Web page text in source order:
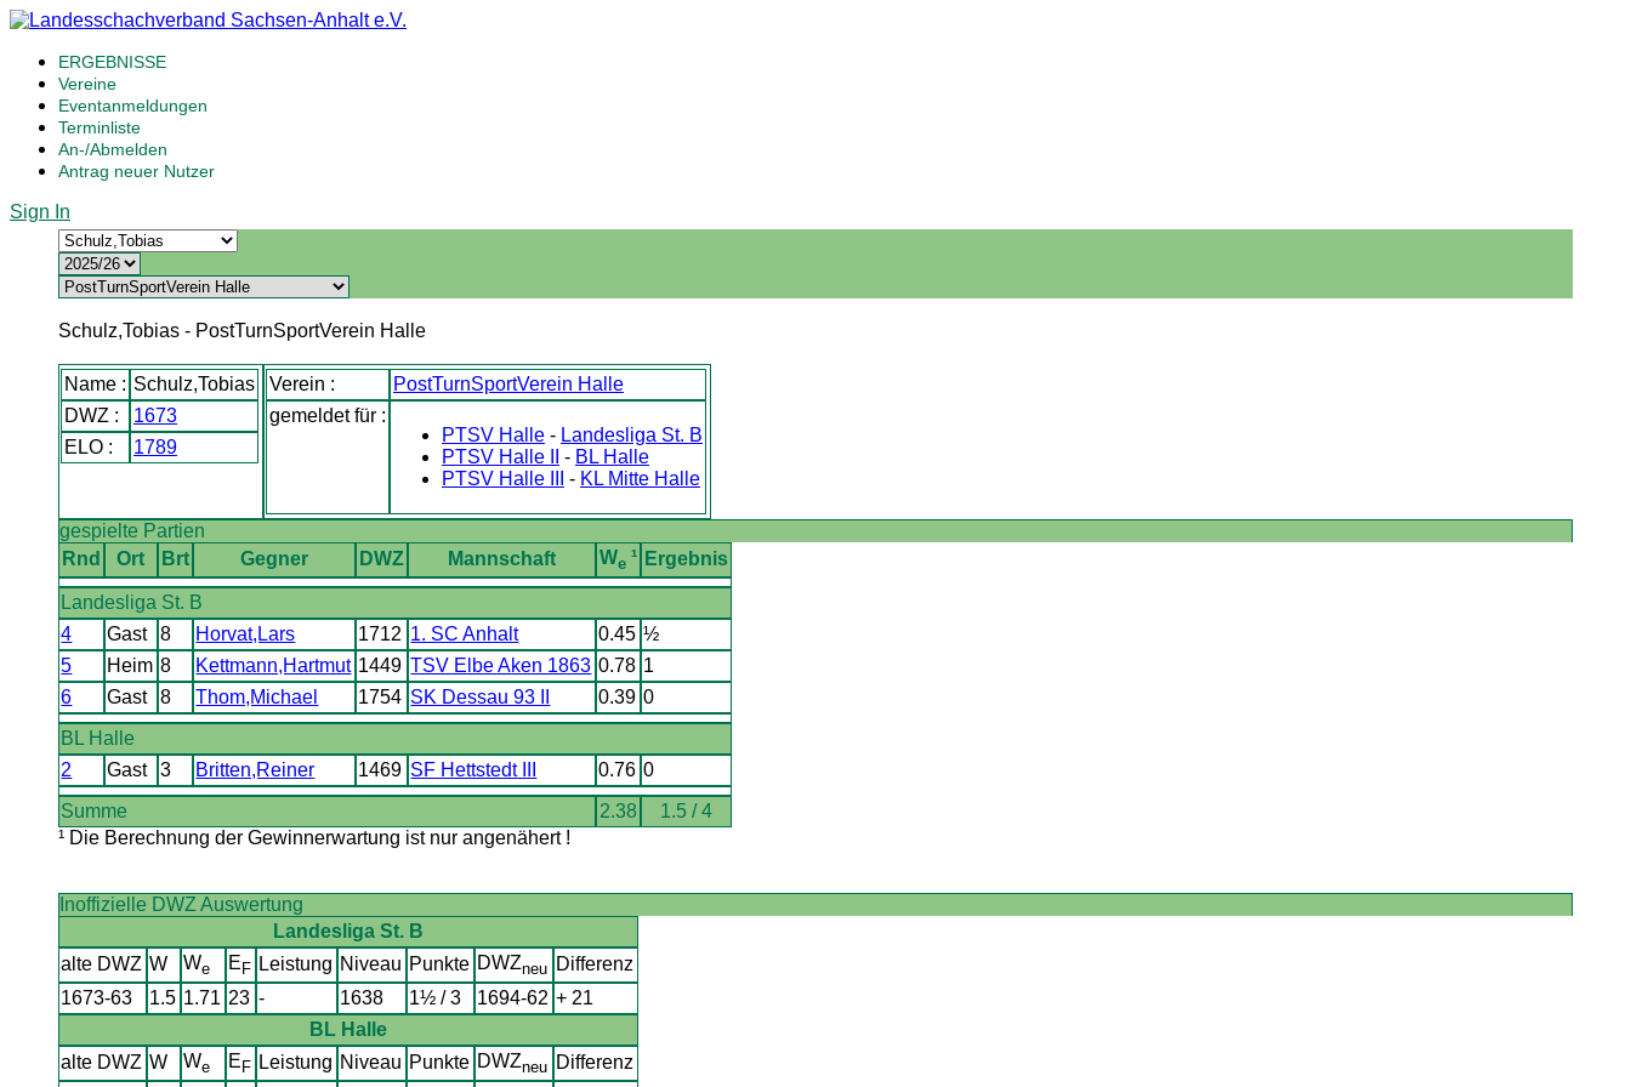
ERGEBNISSE
Vereine
Eventanmeldungen
Terminliste
An-/Abmelden
Antrag neuer Nutzer
Sign In
Schulz,Tobias - PostTurnSportVerein Halle
Name : Schulz,Tobias
DWZ :
1673
ELO :
1789
Verein :
PostTurnSportVerein Halle
gemeldet für :
PTSV Halle - Landesliga St. B
PTSV Halle II
- BL Halle
PTSV Halle III
- KL Mitte Halle
gespielte Partien
Rnd
Ort Brt Gegner DWZ Mannschaft We¹ Ergebnis
Landesliga St. B
4
Gast 8 Horvat,Lars 1712 1. SC Anhalt 0.45 ½
5
Heim 8 Kettmann,Hartmut 1449 TSV Elbe Aken 1863 0.78 1
6
Gast 8 Thom,Michael 1754 SK Dessau 93 II 0.39 0
BL Halle
2
Gast 3 Britten,Reiner 1469 SF Hettstedt III 0.76 0
Summe
2.38
1.5 / 4
¹ Die Berechnung der Gewinnerwartung ist nur angenähert !
Inoffizielle DWZ Auswertung
Landesliga St. B
alte DWZ W We E F Leistung Niveau Punkte DWZneu Differenz
1673-63
1.5 1.71 23 - 1638 1½ / 3 1694-62 + 21
BL Halle
alte DWZ W We E F Leistung Niveau Punkte DWZneu Differenz